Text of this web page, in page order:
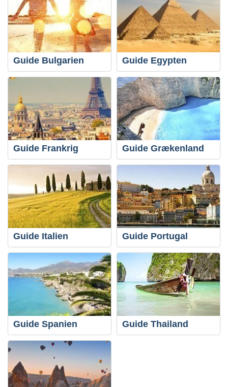
Guide Bulgarien Guide Egypten
Guide Frankrig Guide Grækenland
Guide Italien Guide Portugal
Guide Spanien Guide Thailand